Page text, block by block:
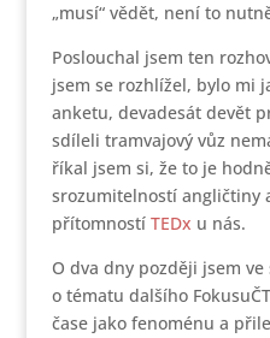
„musí“ vědět, není to
Poslouchal jsem ten
jsem se rozhlížel, bylo mi
anketu, devadesát devět
sdíleli tramvajový vůz
říkal jsem si, že to je
srozumitelností angličtiny
přítomností TEDx u nás.
O dva dny později jsem
o tématu dalšího
čase jako fenoménu a